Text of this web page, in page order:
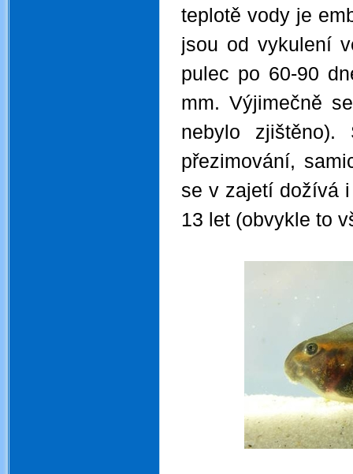
teplotě vody je
jsou od vykulení
pulec po 60-90
mm. Výjimečně
nebylo
přezimování,
se v zajetí dožívá
13 let (obvykle to